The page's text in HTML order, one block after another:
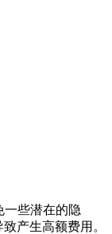
一些潜在的隐
产生高额费用。